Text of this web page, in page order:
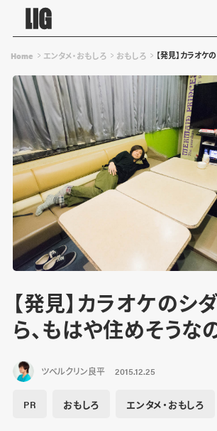
Home エンタメ・おもしろ おもしろ 【発見】カラオケ
【発見】カラオケのシ
ら、もはや住めそうな
ツベルクリン良平 2015.12.25
PR おもしろ エンタメ・おもしろ